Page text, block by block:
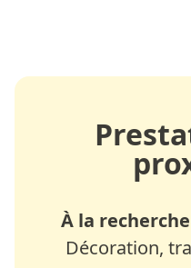
À la
Décoration,